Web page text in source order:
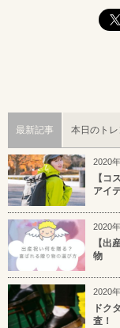
最新記事 本日のトレ
2020
【コ
アイ
2020
【出
物
2020
ドク
査！